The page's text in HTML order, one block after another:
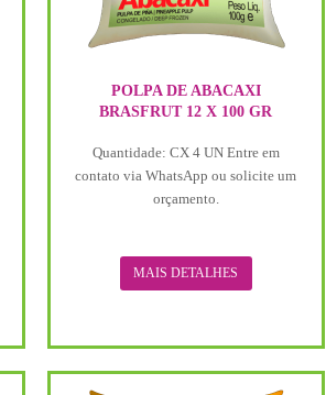
POLPA DE ABACAXI
BRASFRUT 12 X 100 GR
Quantidade: CX 4 UN Entre em
contato via WhatsApp ou solicite um
orçamento.
MAIS DETALHES